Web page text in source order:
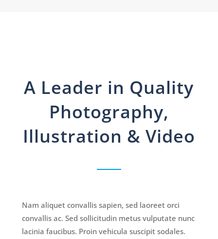
A Leader in Quality
Photography,
Illustration & Video
Nam aliquet convallis sapien, sed laoreet orci
convallis ac. Sed sollicitudin metus vulputate nunc
lacinia faucibus. Proin vehicula suscipit sodales.